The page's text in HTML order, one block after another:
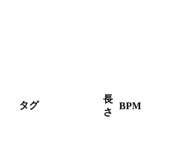
タグ
長
さ
BPM